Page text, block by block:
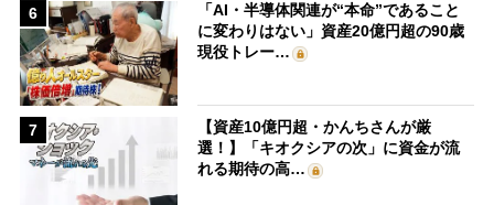
6
「AI・半導体関連が“本命”であること
に変わりはない」資産20億円超の90歳
現役トレー…
7
【資産10億円超・かんちさんが厳
選！】「キオクシアの次」に資金が流
れる期待の高…